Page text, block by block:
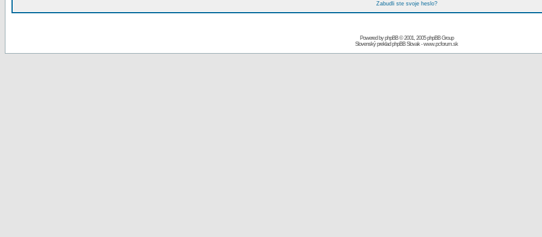
Zabudli ste svoje heslo?
Powered byphpBB© 2001, 2005 phpBB Group
Slovenský preklad phpBB Slovak-www.pcforum.sk